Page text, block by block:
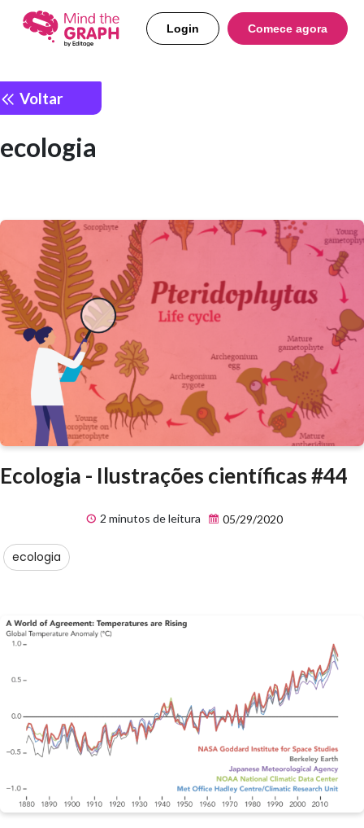
Login Comece agora
Voltar
ecologia
Ecologia - Ilustrações científicas #44
2 minutos de leitura 05/29/2020
ecologia